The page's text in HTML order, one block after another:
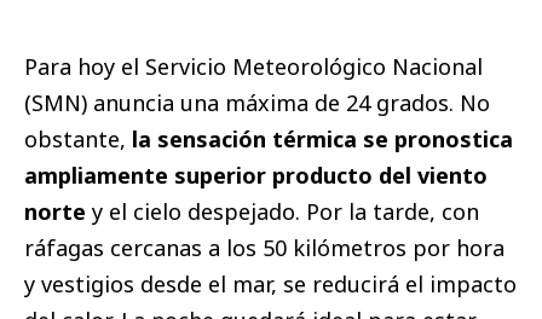
Para hoy el Servicio Meteorológico Nacional
(SMN) anuncia una máxima de 24 grados. No
obstante, la sensación térmica se pronostica
ampliamente superior producto del viento
norte y el cielo despejado. Por la tarde, con
ráfagas cercanas a los 50 kilómetros por hora
y vestigios desde el mar, se reducirá el impacto